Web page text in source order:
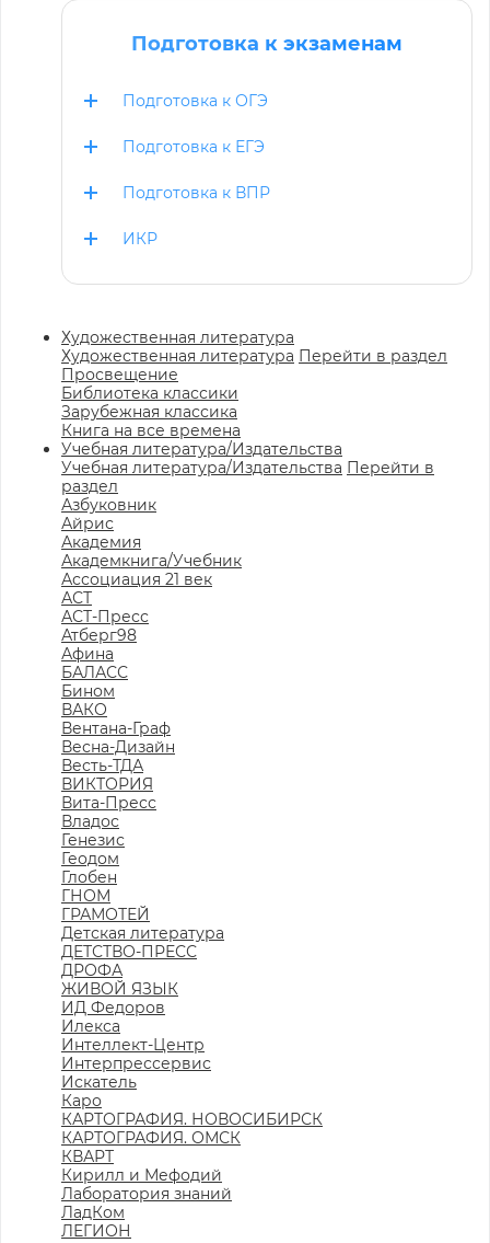
Подготовка к экзаменам
Подготовка к ОГЭ
Подготовка к ЕГЭ
Подготовка к ВПР
ИКР
Художественная литература
Художественная литература Перейти в раздел
Просвещение
Библиотека классики
Зарубежная классика
Книга на все времена
Учебная литература/Издательства
Учебная литература/Издательства Перейти в
раздел
Азбуковник
Айрис
Академия
Академкнига/Учебник
Ассоциация 21 век
АСТ
АСТ-Пресс
Атберг98
Афина
БАЛАСС
Бином
ВАКО
Вентана-Граф
Весна-Дизайн
Весть-ТДА
ВИКТОРИЯ
Вита-Пресс
Владос
Генезис
Геодом
Глобен
ГНОМ
ГРАМОТЕЙ
Детская литература
ДЕТСТВО-ПРЕСС
ДРОФА
ЖИВОЙ ЯЗЫК
ИД Федоров
Илекса
Интеллект-Центр
Интерпрессервис
Искатель
Каро
КАРТОГРАФИЯ. НОВОСИБИРСК
КАРТОГРАФИЯ. ОМСК
КВАРТ
Кирилл и Мефодий
Лаборатория знаний
ЛадКом
ЛЕГИОН